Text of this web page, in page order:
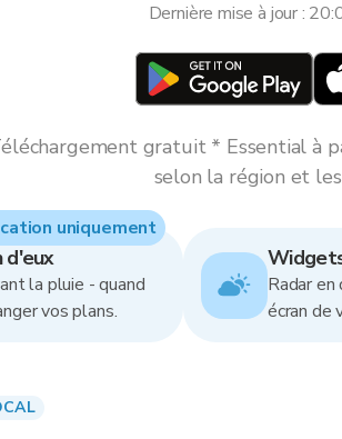
Dernière mise à jour :
gratuit * Essential à
selon la région et
d'eux
la pluie - quand
vos plans.
uniquement
Radar
écran de